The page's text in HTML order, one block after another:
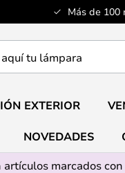
Más de 100
EXTERIOR
NOVEDADES
artículos marcados con